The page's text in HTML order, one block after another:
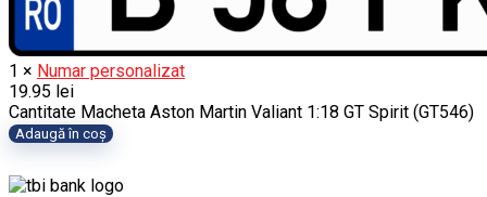
1 × Numar personalizat
19.95 lei
Cantitate Macheta Aston Martin Valiant 1:18 GT Spirit (GT546)
Adaugă în coș